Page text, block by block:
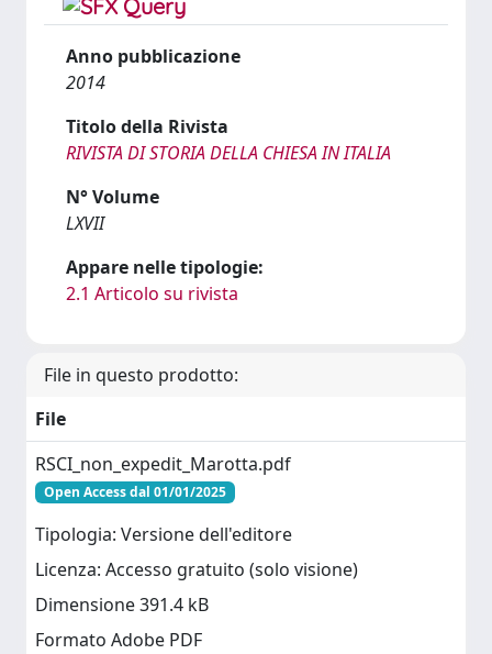
Anno pubblicazione
2014
Titolo della Rivista
RIVISTA DI STORIA DELLA CHIESA IN ITALIA
N° Volume
LXVII
Appare nelle tipologie:
2.1 Articolo su rivista
File in questo prodotto:
File
RSCI_non_expedit_Marotta.pdf
Open Access dal 01/01/2025
Tipologia: Versione dell'editore
Licenza: Accesso gratuito (solo visione)
Dimensione 391.4 kB
Formato Adobe PDF